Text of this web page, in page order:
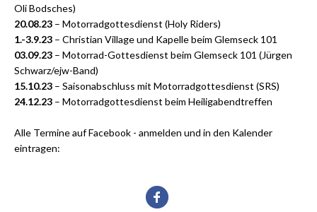
Oli Bodsches)
20.08.23 – Motorradgottesdienst (Holy Riders)
1.-3.9.23 – Christian Village und Kapelle beim Glemseck 101
03.09.23 – Motorrad-Gottesdienst beim Glemseck 101 (Jürgen
Schwarz/ejw-Band)
15.10.23 – Saisonabschluss mit Motorradgottesdienst (SRS)
24.12.23 – Motorradgottesdienst beim Heiligabendtreffen
Alle Termine auf Facebook - anmelden und in den Kalender
eintragen: